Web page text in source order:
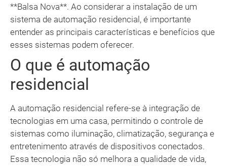
**Balsa Nova**. Ao considerar a instalação de um
sistema de automação residencial, é importante
entender as principais características e benefícios que
esses sistemas podem oferecer.
O que é automação
residencial
A automação residencial refere-se à integração de
tecnologias em uma casa, permitindo o controle de
sistemas como iluminação, climatização, segurança e
entretenimento através de dispositivos conectados.
Essa tecnologia não só melhora a qualidade de vida,